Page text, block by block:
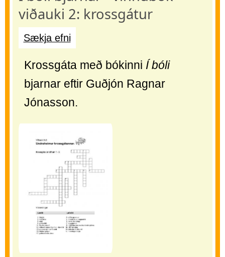
viðauki 2: krossgátur
Sækja efni
Krossgáta með bókinni Í bóli
bjarnar eftir Guðjón Ragnar
Jónasson.